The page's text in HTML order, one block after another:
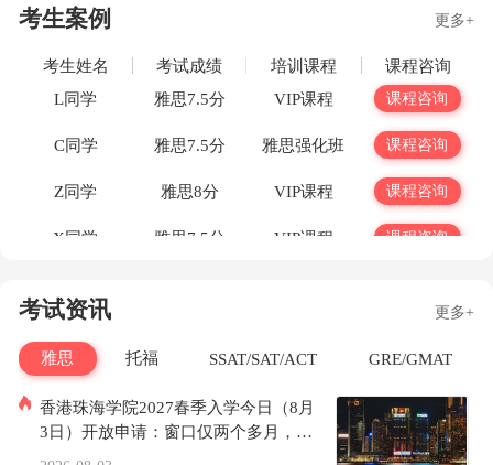
考生案例 更多+
考生姓名 考试成绩 培训课程
课程咨询
L同学
雅思7.5分 VIP课程 课程咨询
C同学 雅思7.5分 雅思强化班 课程咨询
Z同学 雅思8分 VIP课程 课程咨询
X同学 雅思7.5分 VIP课程 课程咨询
S同学 课程咨询
Y同学 托福 108 VIP课程 课程咨询
L同学 托福 110 VIP课程 课程咨询
考试资讯 更多+
雅思 托福 SSAT/SAT/ACT GRE/GMAT
香港珠海学院2027春季入学今日（8月
3日）开放申请：窗口仅两个多月，语